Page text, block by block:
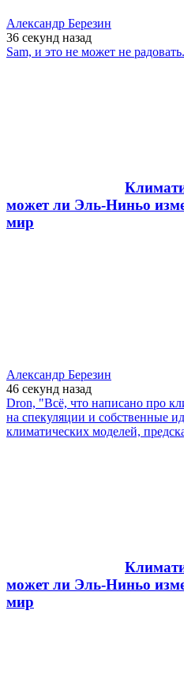
Александр Березин
36 секунд назад
Sam, и это не может не радовать.
может ли Эль-Ниньо
мир
Александр Березин
46 секунд назад
Dron, "Всё, что написано про
на спекуляции и собственные
климатических моделей,
может ли Эль-Ниньо
мир